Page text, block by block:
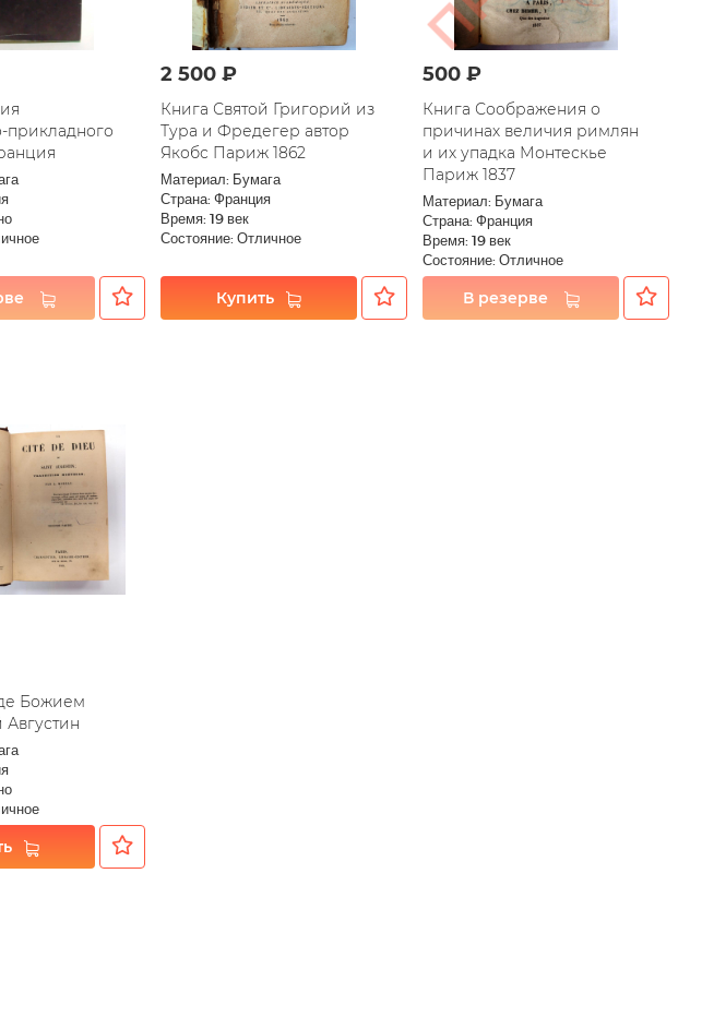
прикладного
2 500 ₽
Книга Святой Григорий из
Тура и Фредегер автор
Якобс Париж 1862
Материал: Бумага
Страна: Франция
Время: 19 век
Состояние: Отличное
Купить
500 ₽
Книга Соображения о
причинах величия римлян
и их упадка Монтескье
Париж 1837
Материал: Бумага
Страна: Франция
Время: 19 век
Состояние: Отличное
В резерве
Божием
Августин